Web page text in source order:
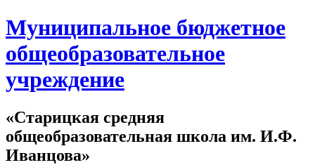
Муниципальное бюджетное
общеобразовательное
учреждение
«Старицкая средняя
общеобразовательная школа им. И.Ф.
Иванцова»